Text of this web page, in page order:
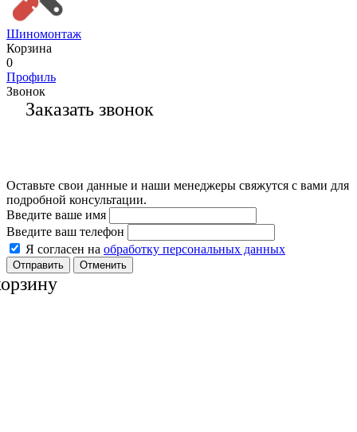
Шиномонтаж
Корзина
0
Профиль
Звонок
Заказать звонок
Оставьте свои данные и наши менеджеры свяжутся с вами для
подробной консультации.
Введите ваше имя
Введите ваш телефон
Я согласен на обработку персональных данных
Отменить